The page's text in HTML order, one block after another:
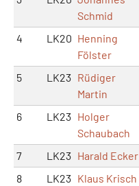
Schmid
4 LK20 Henning
Fölster
5 LK23 Rüdiger
Martin
6 LK23 Holger
Schaubach
7 LK23 Harald Ecker
8
LK23 Klaus Krisch